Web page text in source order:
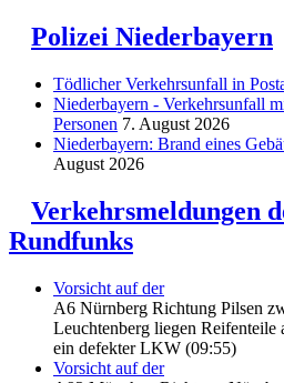
Polizei Niederbayern
Tödlicher Verkehrsunfall in
Niederbayern - Verkehrsunfall
Personen 7. August 2026
Niederbayern: Brand eines
August 2026
Verkehrsmeldungen
Rundfunks
Vorsicht auf der
A6 Nürnberg Richtung Pilsen
Leuchtenberg liegen Reifenteile
ein defekter LKW (09:55)
Vorsicht auf der